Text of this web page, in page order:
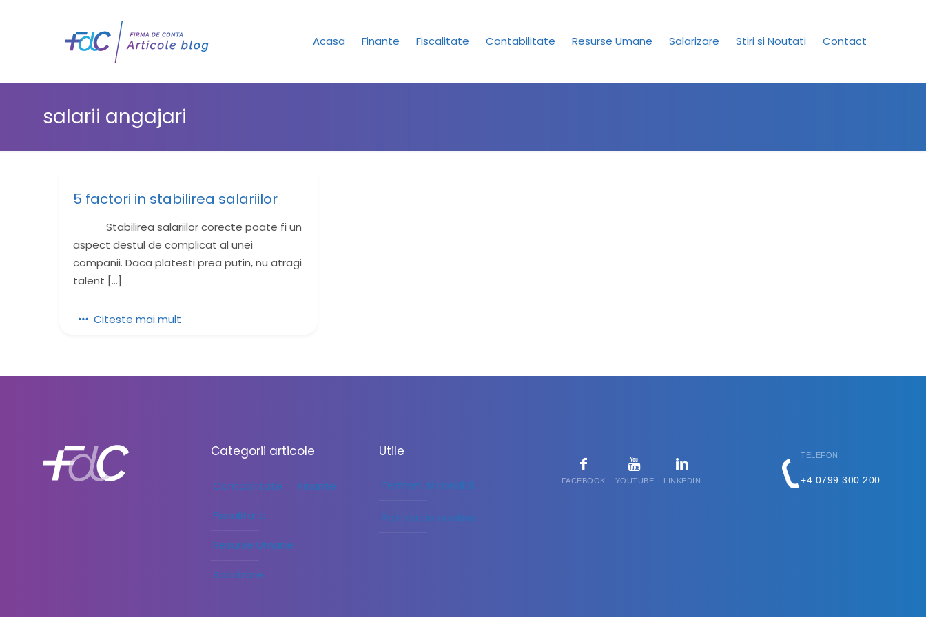
Acasa Finante Fiscalitate Contabilitate Resurse Umane Salarizare Stiri si Noutati Contact
salarii angajari
5 factori in stabilirea salariilor
Stabilirea salariilor corecte poate fi un
aspect destul de complicat al unei
companii. Daca platesti prea putin, nu atragi
talent […]
Citeste mai mult
Categorii articole
Contabilitate Finante
Fiscalitate
Resurse Umane
Salarizare
Utile
Termeni si conditii
Politica de cookies
FACEBOOK YOUTUBE LINKEDIN
TELEFON
+4 0799 300 200